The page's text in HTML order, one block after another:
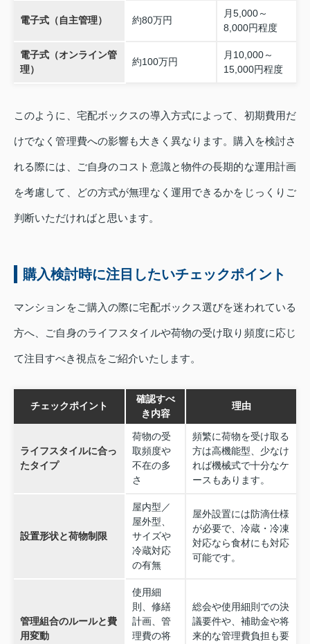
電子式（自主管理） 約80万円
月5,000～
8,000円程度
電子式（オンライン管
理）
約100万円
月10,000～
15,000円程度
このように、宅配ボックスの導入方式によって、初期費用だ
けでなく管理費への影響も大きく異なります。購入を検討さ
れる際には、ご自身のコスト意識と物件の長期的な運用計画
を考慮して、どの方式が無理なく運用できるかをじっくりご
判断いただければと思います。
購入検討時に注目したいチェックポイント
マンションをご購入の際に宅配ボックス選びを迷われている
方へ、ご自身のライフスタイルや荷物の受け取り頻度に応じ
て注目すべき視点をご紹介いたします。
チェックポイント
確認すべ
き内容
理由
ライフスタイルに合っ
たタイプ
荷物の受
取頻度や
不在の多
さ
頻繁に荷物を受け取る
方は高機能型、少なけ
れば機械式で十分なケ
ースもあります。
設置形状と荷物制限
屋内型／
屋外型、
サイズや
冷蔵対応
の有無
屋外設置には防滴仕様
が必要で、冷蔵・冷凍
対応なら食材にも対応
可能です。
管理組合のルールと費
用変動
使用細
則、修繕
計画、管
理費の将
総会や使用細則での決
議要件や、補助金や将
来的な管理費負担も要